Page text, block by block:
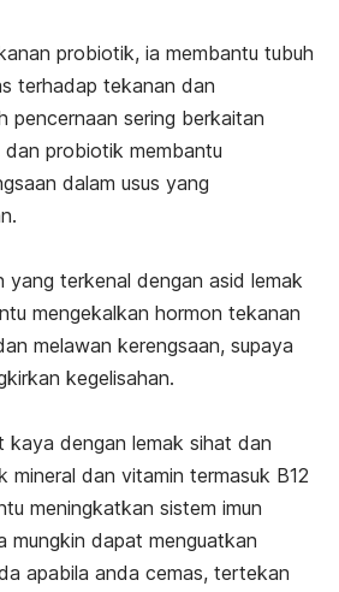
probiotik, ia membantu tubuh
terhadap tekanan dan
pencernaan sering berkaitan
probiotik membantu
dalam usus yang
yang terkenal dengan asid lemak
mengekalkan hormon tekanan
melawan kerengsaan, supaya
kegelisahan.
kaya dengan lemak sihat dan
mineral dan vitamin termasuk B12
meningkatkan sistem imun
mungkin dapat menguatkan
apabila anda cemas, tertekan